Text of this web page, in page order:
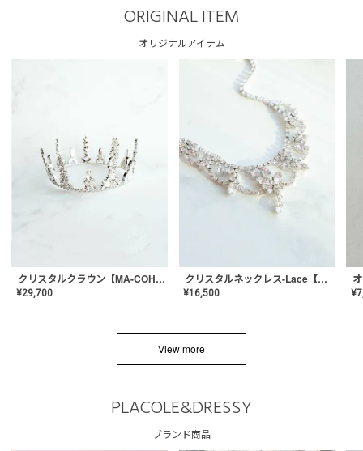
ORIGINAL ITEM
オリジナルアイテム
クリスタルクラウン【MA-COHD-01】韓国風クラウン/ウェディングクラウン/ティアラ
¥29,700
クリスタルネックレス-Lace【MA-CONL-02】
¥16,500 ¥
View more
PLACOLE&DRESSY
ブランド商品